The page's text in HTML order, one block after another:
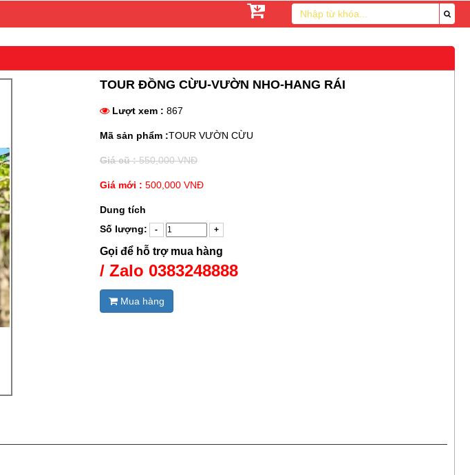
TOUR ĐỒNG CỪU-VƯỜN NHO-HANG RÁI
Lượt xem : 867
Mã sản phẩm :TOUR VƯỜN CỪU
Giá cũ :550,000 VNĐ
Giá mới : 500,000 VNĐ
Dung tích
Số lượng:
Gọi để hỗ trợ mua hàng
/ Zalo 0383248888
Mua hàng